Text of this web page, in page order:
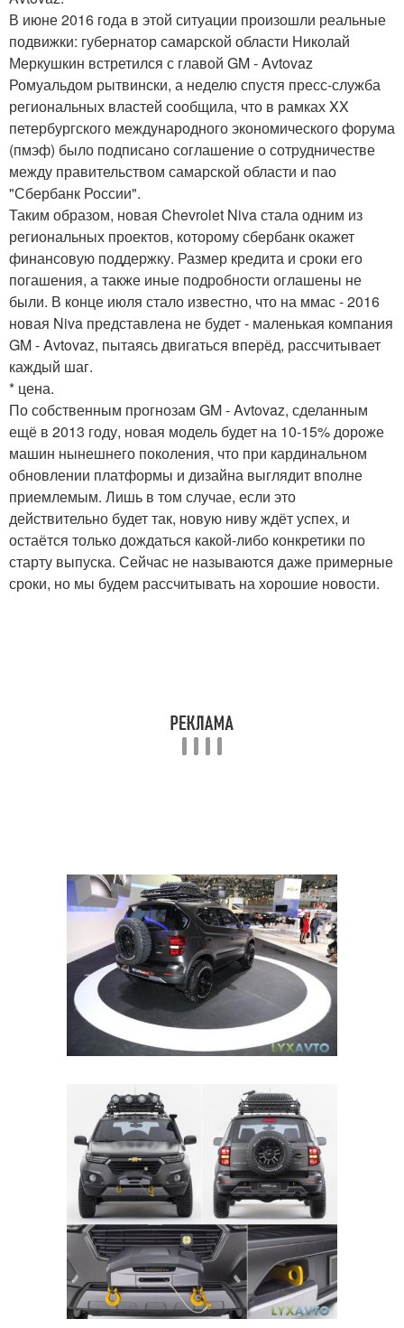
В июне 2016 года в этой ситуации произошли реальные
подвижки: губернатор самарской области Николай
Меркушкин встретился с главой GM - Avtovaz
Ромуальдом рытвински, а неделю спустя пресс-служба
региональных властей сообщила, что в рамках XX
петербургского международного экономического форума
(пмэф) было подписано соглашение о сотрудничестве
между правительством самарской области и пао
"Сбербанк России".
Таким образом, новая Chevrolet Niva стала одним из
региональных проектов, которому сбербанк окажет
финансовую поддержку. Размер кредита и сроки его
погашения, а также иные подробности оглашены не
были. В конце июля стало известно, что на ммас - 2016
новая Niva представлена не будет - маленькая компания
GM - Avtovaz, пытаясь двигаться вперёд, рассчитывает
каждый шаг.
* цена.
По собственным прогнозам GM - Avtovaz, сделанным
ещё в 2013 году, новая модель будет на 10-15% дороже
машин нынешнего поколения, что при кардинальном
обновлении платформы и дизайна выглядит вполне
приемлемым. Лишь в том случае, если это
действительно будет так, новую ниву ждёт успех, и
остаётся только дождаться какой-либо конкретики по
старту выпуска. Сейчас не называются даже примерные
сроки, но мы будем рассчитывать на хорошие новости.